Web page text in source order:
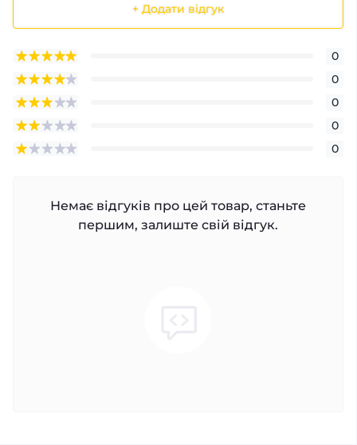
+ Додати відгук
0
0
0
0
0
Немає відгуків про цей товар, станьте
першим, залиште свій відгук.